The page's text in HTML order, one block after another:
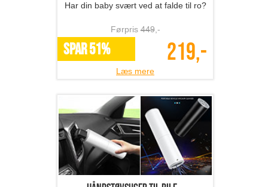
Har din baby svært ved at falde til ro?
Førpris449,-
SPAR 51% 219,-
Læs mere